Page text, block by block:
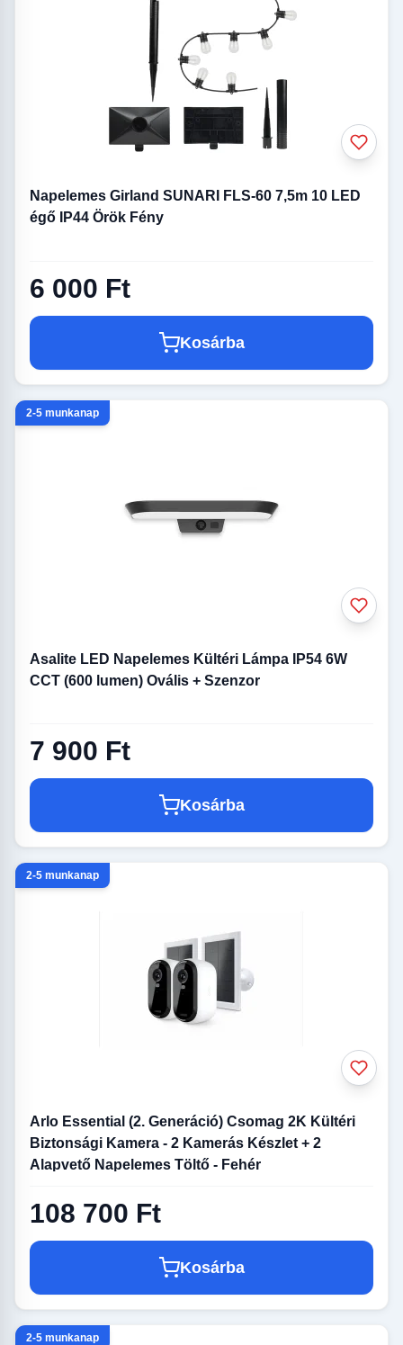
Napelemes Girland SUNARI FLS-60 7,5m 10 LED
égő IP44 Örök Fény
6 000 Ft
Kosárba
2-5 munkanap
Asalite LED Napelemes Kültéri Lámpa IP54 6W
CCT (600 lumen) Ovális + Szenzor
7 900 Ft
Kosárba
2-5 munkanap
Arlo Essential (2. Generáció) Csomag 2K Kültéri
Biztonsági Kamera - 2 Kamerás Készlet + 2
Alapvető Napelemes Töltő - Fehér
108 700 Ft
Kosárba
2-5 munkanap